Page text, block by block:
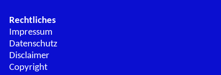
Rechtliches
Impressum
Datenschutz
Disclaimer
Copyright